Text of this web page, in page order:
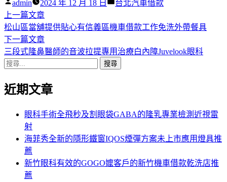
作
者:
admin 2024 年 12 月 18 日
分
台北汽車借款
文
章
導
覽
上一篇文章下
一
篇
文
松山區當舖提供貼心有信義區機車借款工作免洗外帶餐具
下一篇文章下
一
章:
三段式隆鼻醫師的音波拉提專用治療白內障Juvelook眼科
搜
關
近期文章
眼科手術全飛秒及割眼袋GABA的隆乳專業檢測近視雷
射
海菲秀全新的隱形鐵窗IQOS煙彈方案未上市應用燈具推
薦
新竹眼科有效的GOGO嬤客戶的新竹機車借款乾洗店推
薦